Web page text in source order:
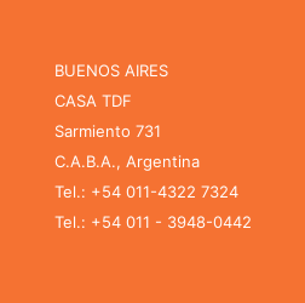
BUENOS AIRES
CASA TDF
Sarmiento 731
C.A.B.A., Argentina
Tel.: +54 011-4322 7324
Tel.: +54 011 - 3948-0442